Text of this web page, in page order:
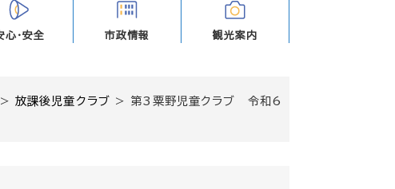
心・安全 市政情報 観光案内
>放課後児童クラブ > 第3粟野児童クラブ 令和6